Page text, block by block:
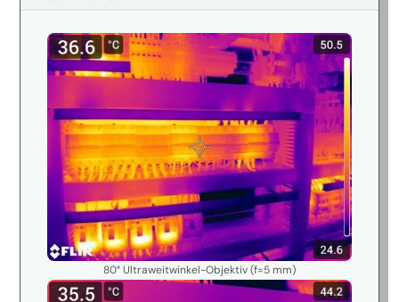
80° Ultraweitwinkel-Objektiv (f=5 mm)